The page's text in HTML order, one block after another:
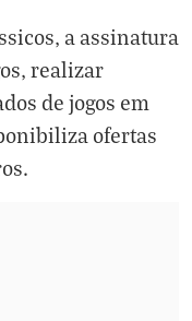
a assinatura
realizar
de jogos em
ofertas